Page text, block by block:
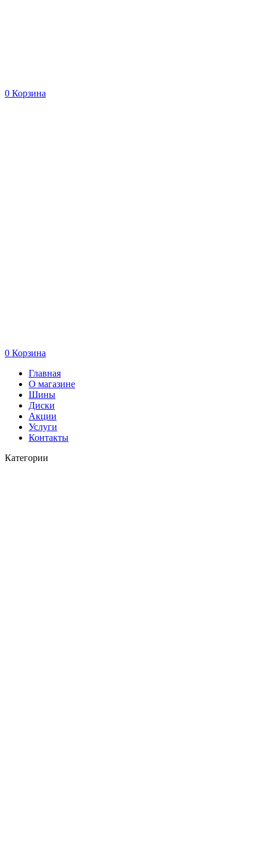
0 Корзина
0 Корзина
Главная
О магазине
Шины
Диски
Акции
Услуги
Контакты
Категории